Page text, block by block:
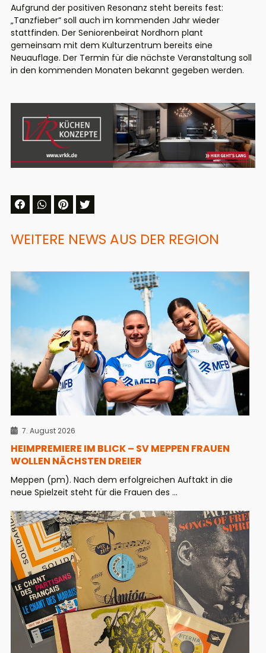
Aufgrund der positiven Resonanz steht bereits fest:
„Tanzfieber“ soll auch im kommenden Jahr wieder
stattfinden. Der Seniorenbeirat Nordhorn plant
gemeinsam mit dem Kulturzentrum bereits eine
Neuauflage. Der Termin für die nächste Veranstaltung soll
in den kommenden Monaten bekannt gegeben werden.
WEITERE NEWS AUS DER REGION
7. August 2026
HEIMPREMIERE IM BLICK – SV MEPPEN FRAUEN
WOLLEN NÄCHSTEN DREIER
Meppen (pm). Nach dem erfolgreichen Auftakt in die
neue Spielzeit steht für die Frauen des ...